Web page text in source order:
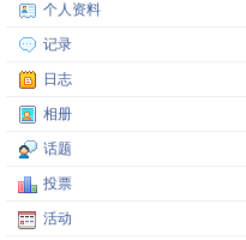
个人资料
记录
日志
相册
话题
投票
活动